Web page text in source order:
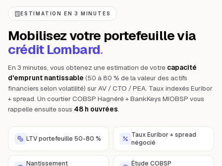
ESTIMATION EN 3 MINUTES
Mobilisez votre portefeuille via
crédit Lombard.
En 3 minutes, vous obtenez une estimation de votre capacité
d'emprunt nantissable (50 à 80 % de la valeur des actifs
financiers selon volatilité) sur AV / CTO / PEA. Taux indexés Euribor
+ spread. Un courtier COBSP Hagnéré + BankKeys MIOBSP vous
rappelle ensuite sous 48 h ouvrées.
LTV portefeuille 50-80 %
Taux Euribor + spread
négocié
Nantissement
Étude COBSP